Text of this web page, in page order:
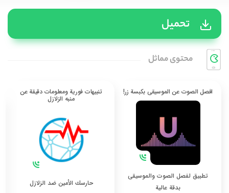
تحميل
محتوی مماثل
افصل الصوت عن الموسيقى بكبسة زر!
تطبيق لفصل الصوت والموسيقى
بدقة عالية
تنبيهات فورية ومعلومات دقيقة عن
منبه الزلازل
حارسك الأمين ضد الزلازل